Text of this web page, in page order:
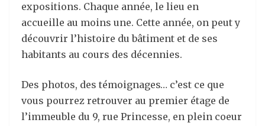
expositions. Chaque année, le lieu en
accueille au moins une. Cette année, on peut y
découvrir l’histoire du bâtiment et de ses
habitants au cours des décennies.
Des photos, des témoignages… c’est ce que
vous pourrez retrouver au premier étage de
l’immeuble du 9, rue Princesse, en plein coeur